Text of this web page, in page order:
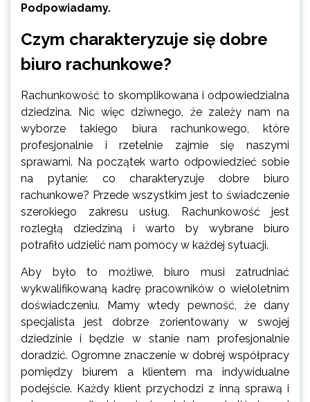
Podpowiadamy.
Czym charakteryzuje się dobre
biuro rachunkowe?
Rachunkowość to skomplikowana i odpowiedzialna
dziedzina. Nic więc dziwnego, że zależy nam na
wyborze takiego biura rachunkowego, które
profesjonalnie i rzetelnie zajmie się naszymi
sprawami. Na początek warto odpowiedzieć sobie
na pytanie: co charakteryzuje dobre biuro
rachunkowe? Przede wszystkim jest to świadczenie
szerokiego zakresu usług. Rachunkowość jest
rozległą dziedziną i warto by wybrane biuro
potrafiło udzielić nam pomocy w każdej sytuacji.
Aby było to możliwe, biuro musi zatrudniać
wykwalifikowaną kadrę pracowników o wieloletnim
doświadczeniu. Mamy wtedy pewność, że dany
specjalista jest dobrze zorientowany w swojej
dziedzinie i będzie w stanie nam profesjonalnie
doradzić. Ogromne znaczenie w dobrej współpracy
pomiędzy biurem a klientem ma indywidualne
podejście. Każdy klient przychodzi z inną sprawą i